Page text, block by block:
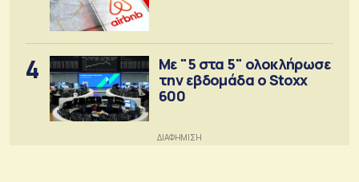
4
Με "5 στα 5" ολοκλήρωσε
την εβδομάδα ο Stoxx
600